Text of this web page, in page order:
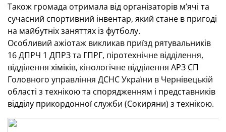
Також громада отримала від організаторів м’ячі та
сучасний спортивний інвентар, який стане в пригоді
на майбутніх заняттях із футболу.
Особливий ажіотаж викликав приїзд рятувальників
16 ДПРЧ 1 ДПРЗ та ГПРГ, піротехнічне відділення,
відділення хіміків, кінологічне відділення АРЗ СП
Головного управління ДСНС України в Чернівецькій
області з технікою та спорядженням і представників
відділу прикордонної служби (Сокиряни) з технікою.